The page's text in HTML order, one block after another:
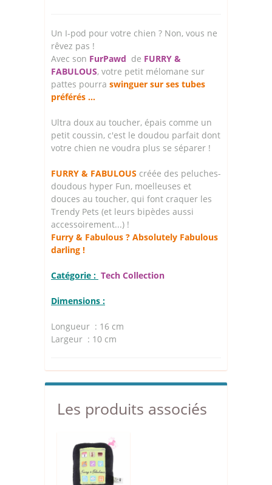
Un I-pod pour votre chien ? Non, vous ne
rêvez pas !
Avec son FurPawd de FURRY &
FABULOUS, votre petit mélomane sur
pattes pourra swinguer sur ses tubes
préférés ...
Ultra doux au toucher, épais comme un
petit coussin, c'est le doudou parfait dont
votre chien ne voudra plus se séparer !
FURRY & FABULOUS créée des peluches-
doudous hyper Fun, moelleuses et
douces au toucher, qui font craquer les
Trendy Pets (et leurs bipèdes aussi
accessoirement...) !
Furry & Fabulous ? Absolutely Fabulous
darling !
Catégorie : Tech Collection
Dimensions :
Longueur : 16 cm
Largeur : 10 cm
Les produits associés